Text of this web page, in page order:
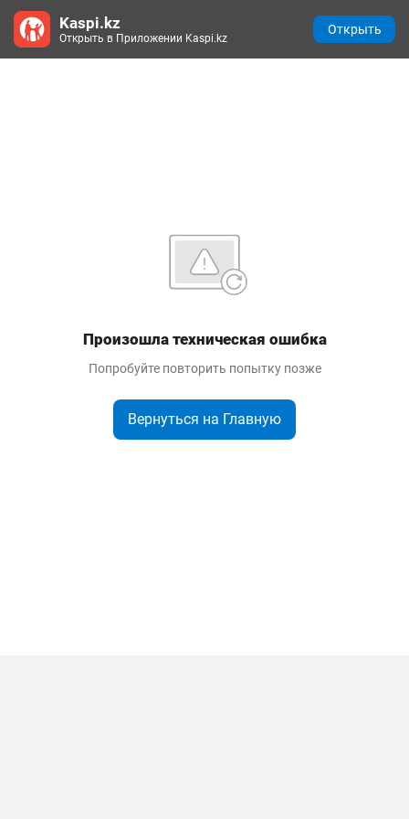
Произошла техническая ошибка
Попробуйте повторить попытку позже
Вернуться на Главную
Kaspi.kz
Открыть в Приложении Kaspi.kz
Открыть